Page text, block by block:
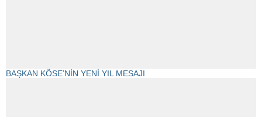
BAŞKAN KÖSE’NİN YENİ YIL MESAJI